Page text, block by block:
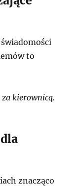
to
kierownicą.
znacząco